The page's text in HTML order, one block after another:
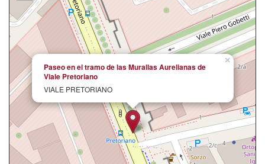
×
Paseo en el tramo de las Murallas Aurelianas de
Viale Pretoriano
VIALE PRETORIANO